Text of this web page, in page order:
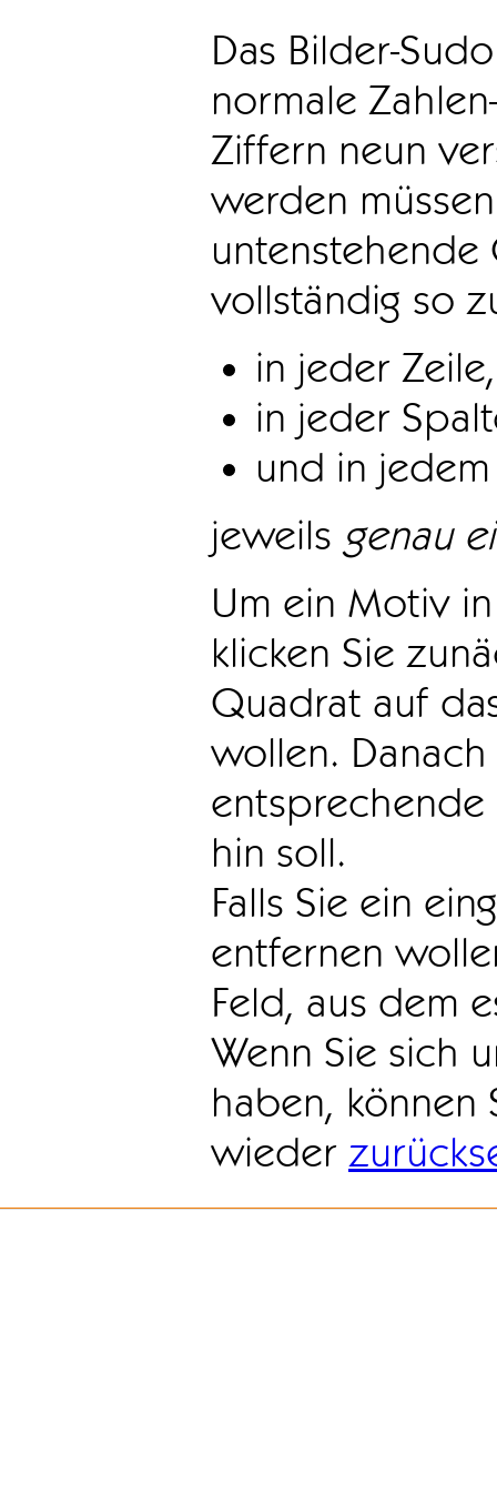
Das Bilder-
normale
Ziffern neun
werden
vollständig so
in jeder Zeile,
in jeder
und in
jeweils genau
Um ein Motiv
klicken Sie
Quadrat auf
wollen.
hin soll.
Falls Sie ein
entfernen
Feld, aus dem
Wenn Sie sich
haben, können
wieder